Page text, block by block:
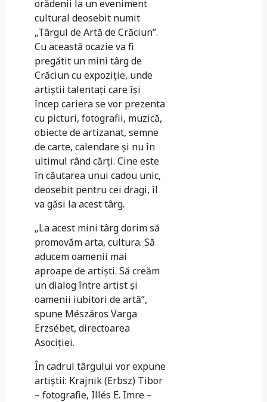
orădenii la un eveniment
cultural deosebit numit
„Târgul de Artă de Crăciun”.
Cu această ocazie va fi
pregătit un mini târg de
Crăciun cu expoziţie, unde
artiştii talentaţi care îşi
încep cariera se vor prezenta
cu picturi, fotografii, muzică,
obiecte de artizanat, semne
de carte, calendare şi nu în
ultimul rând cărţi. Cine este
în căutarea unui cadou unic,
deosebit pentru cei dragi, îl
va găsi la acest târg.
„La acest mini târg dorim să
promovăm arta, cultura. Să
aducem oamenii mai
aproape de artişti. Să creăm
un dialog între artist şi
oamenii iubitori de artă”,
spune Mészáros Varga
Erzsébet, directoarea
Asociţiei.
În cadrul târgului vor expune
artiștii: Krajnik (Erbsz) Tibor
– fotografie, Illés E. Imre –